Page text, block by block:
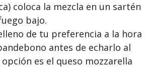
coloca la mezcla en un sartén
bajo.
de tu preferencia a la hora
antes de echarlo al
es el queso mozzarella